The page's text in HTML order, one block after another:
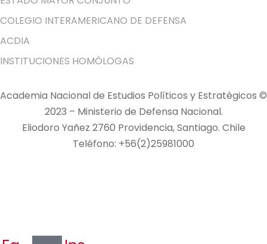
COLEGIO INTERAMERICANO DE DEFENSA
ACDIA
INSTITUCIONES HOMÓLOGAS
Academia Nacional de Estudios Políticos y Estratégicos ©
2023 – Ministerio de Defensa Nacional.
Eliodoro Yañez 2760 Providencia, Santiago. Chile
Teléfono: +56(2)25981000